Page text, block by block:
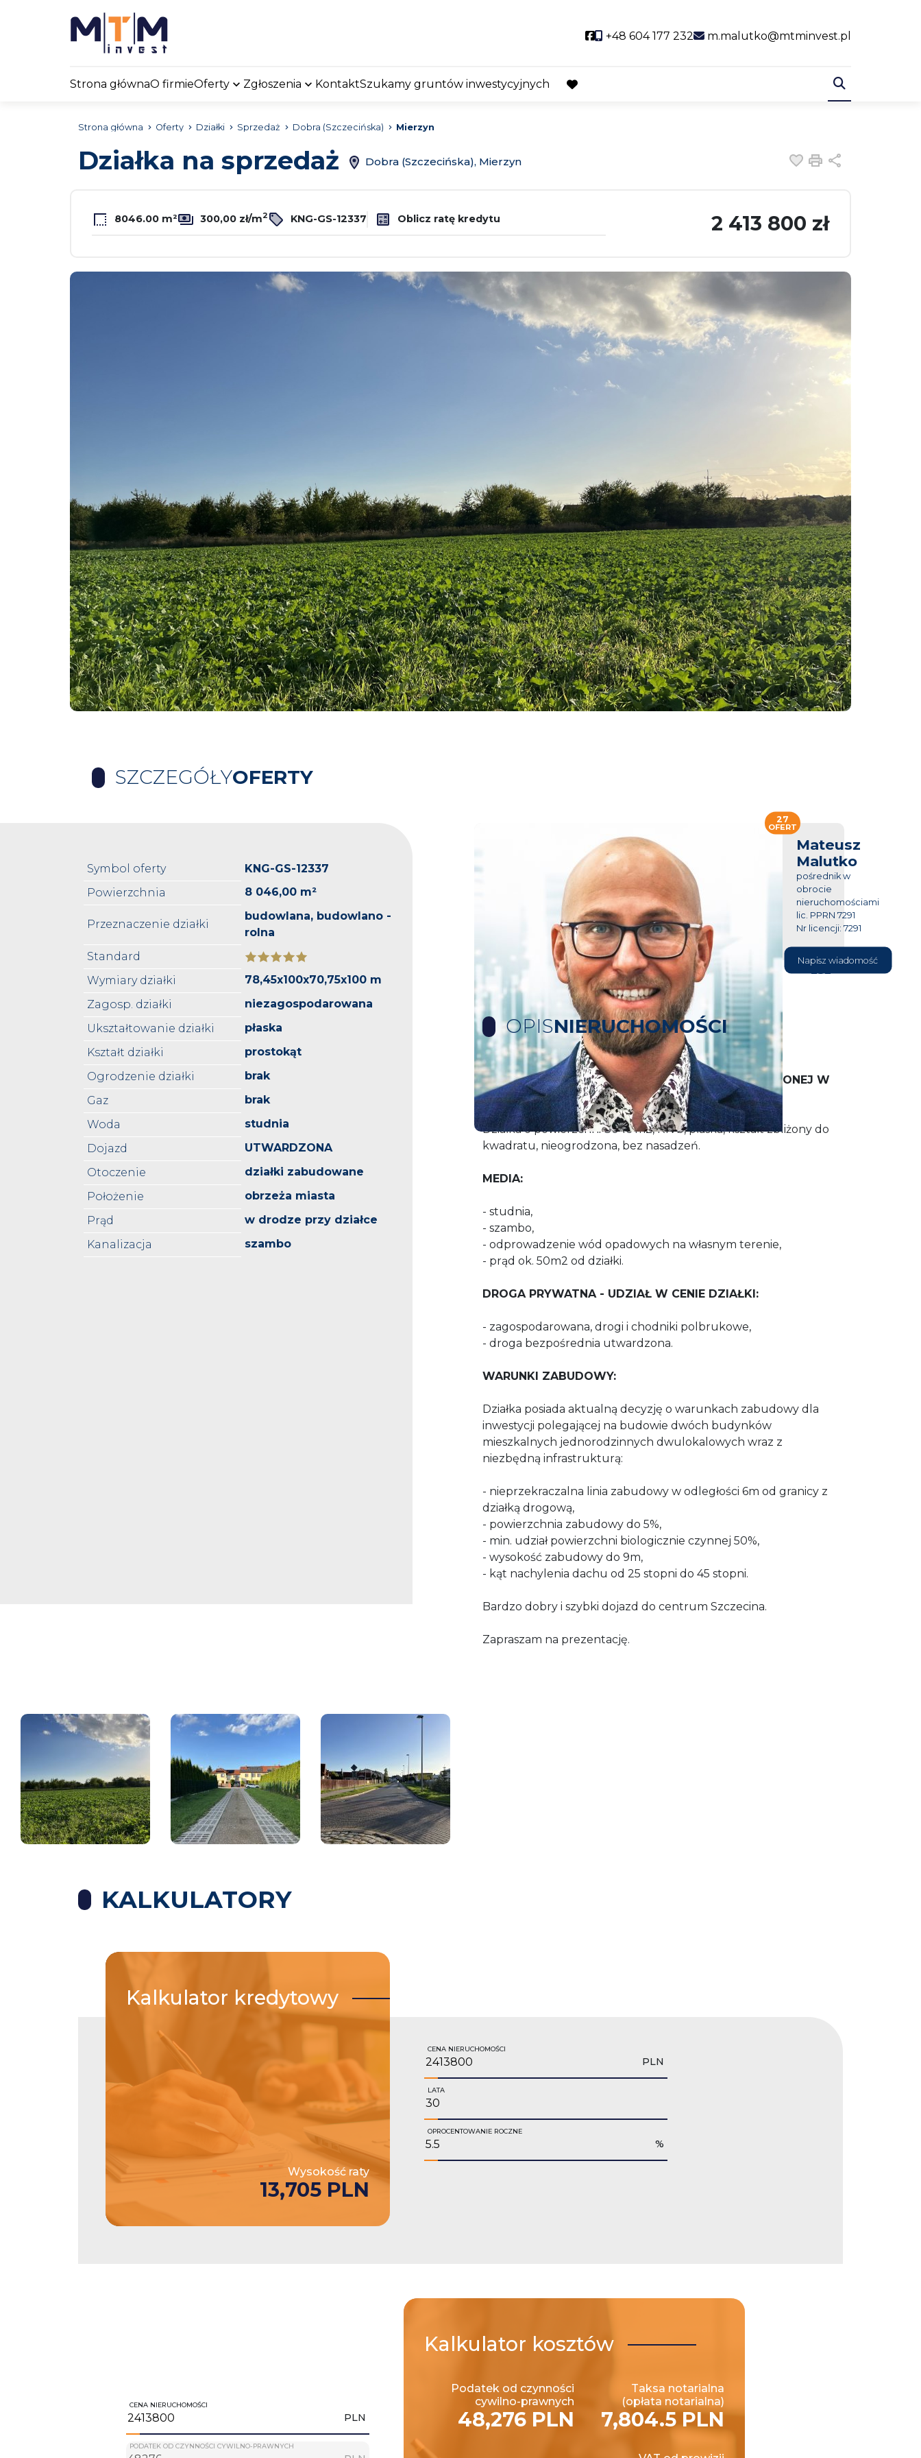
Social link
+48 604 177 232 m.malutko@mtminvest.pl
Strona głównaO firmieOferty Zgłoszenia KontaktSzukamy gruntów inwestycyjnych
favorite
Strona główna Oferty Działki Sprzedaż Dobra (Szczecińska) Mierzyn
Działka na sprzedaż Dobra (Szczecińska), Mierzyn Dodaj do
Drukuj
8046.00 m² 300,00 zł/m2 KNG-GS-12337 Oblicz ratę kredytu 2 413 800 zł
SZCZEGÓŁYOFERTY
Symbol oferty
KNG-GS-12337
Powierzchnia
8 046,00 m²
Przeznaczenie działki
budowlana, budowlano -
rolna
Standard
Wymiary działki
78,45x100x70,75x100 m
Zagosp. działki
niezagospodarowana
Ukształtowanie działki
płaska
Kształt działki
prostokąt
Ogrodzenie działki
brak
Gaz
brak
Woda
studnia
Dojazd
UTWARDZONA
Otoczenie
działki zabudowane
Położenie
obrzeża miasta
Prąd
w drodze przy działce
Kanalizacja
szambo
Mateusz
Malutko
pośrednik w
obrocie
nieruchomościami
lic. PPRN 7291
Nr licencji: 7291
604 177
232
Napisz wiadomość
27
OFERT
OPISNIERUCHOMOŚCI
OFERTA SPRZEDAŻY UNIKATOWEJ DZIAŁKI, POŁOŻONEJ W
MIERZYNIE NIEDALEKO UL. TOPOLOWEJ
Działka o powierzchni 8046 m2, RIVb, płaska, kształt zbliżony do
kwadratu, nieogrodzona, bez nasadzeń.
MEDIA:
- studnia,
- szambo,
- odprowadzenie wód opadowych na własnym terenie,
- prąd ok. 50m2 od działki.
DROGA PRYWATNA - UDZIAŁ W CENIE DZIAŁKI:
- zagospodarowana, drogi i chodniki polbrukowe,
- droga bezpośrednia utwardzona.
WARUNKI ZABUDOWY:
Działka posiada aktualną decyzję o warunkach zabudowy dla
inwestycji polegającej na budowie dwóch budynków
mieszkalnych jednorodzinnych dwulokalowych wraz z
niezbędną infrastrukturą:
- nieprzekraczalna linia zabudowy w odległości 6m od granicy z
działką drogową,
- powierzchnia zabudowy do 5%,
- min. udział powierzchni biologicznie czynnej 50%,
- wysokość zabudowy do 9m,
- kąt nachylenia dachu od 25 stopni do 45 stopni.
Bardzo dobry i szybki dojazd do centrum Szczecina.
Zapraszam na prezentację.
KALKULATORY
Kalkulator kredytowy
Wysokość raty
13,705 PLN
CENA NIERUCHOMOŚCI
PLN
LATA
OPROCENTOWANIE ROCZNE
%
Kalkulator kosztów
Podatek od czynności
cywilno-prawnych
48,276 PLN
Taksa notarialna
(opłata notarialna)
7,804.5 PLN
CENA NIERUCHOMOŚCI
PLN
PODATEK OD CZYNNOŚCI CYWILNO-PRAWNYCH